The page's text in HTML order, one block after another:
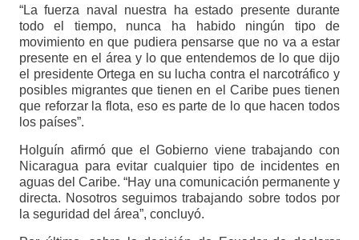
“La fuerza naval nuestra ha estado presente durante
todo el tiempo, nunca ha habido ningún tipo de
movimiento en que pudiera pensarse que no va a estar
presente en el área y lo que entendemos de lo que dijo
el presidente Ortega en su lucha contra el narcotráfico y
posibles migrantes que tienen en el Caribe pues tienen
que reforzar la flota, eso es parte de lo que hacen todos
los países”.
Holguín afirmó que el Gobierno viene trabajando con
Nicaragua para evitar cualquier tipo de incidentes en
aguas del Caribe. “Hay una comunicación permanente y
directa. Nosotros seguimos trabajando sobre todos por
la seguridad del área”, concluyó.